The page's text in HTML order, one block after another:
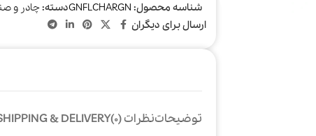
خوشبو کننده هوا
سرمایش و
گرمایش
شناسه محصول: GNFLCHARGNدسته:چادر و
ارسال برای دیگران
توضیحاتنظرات (0) & DELIVERY